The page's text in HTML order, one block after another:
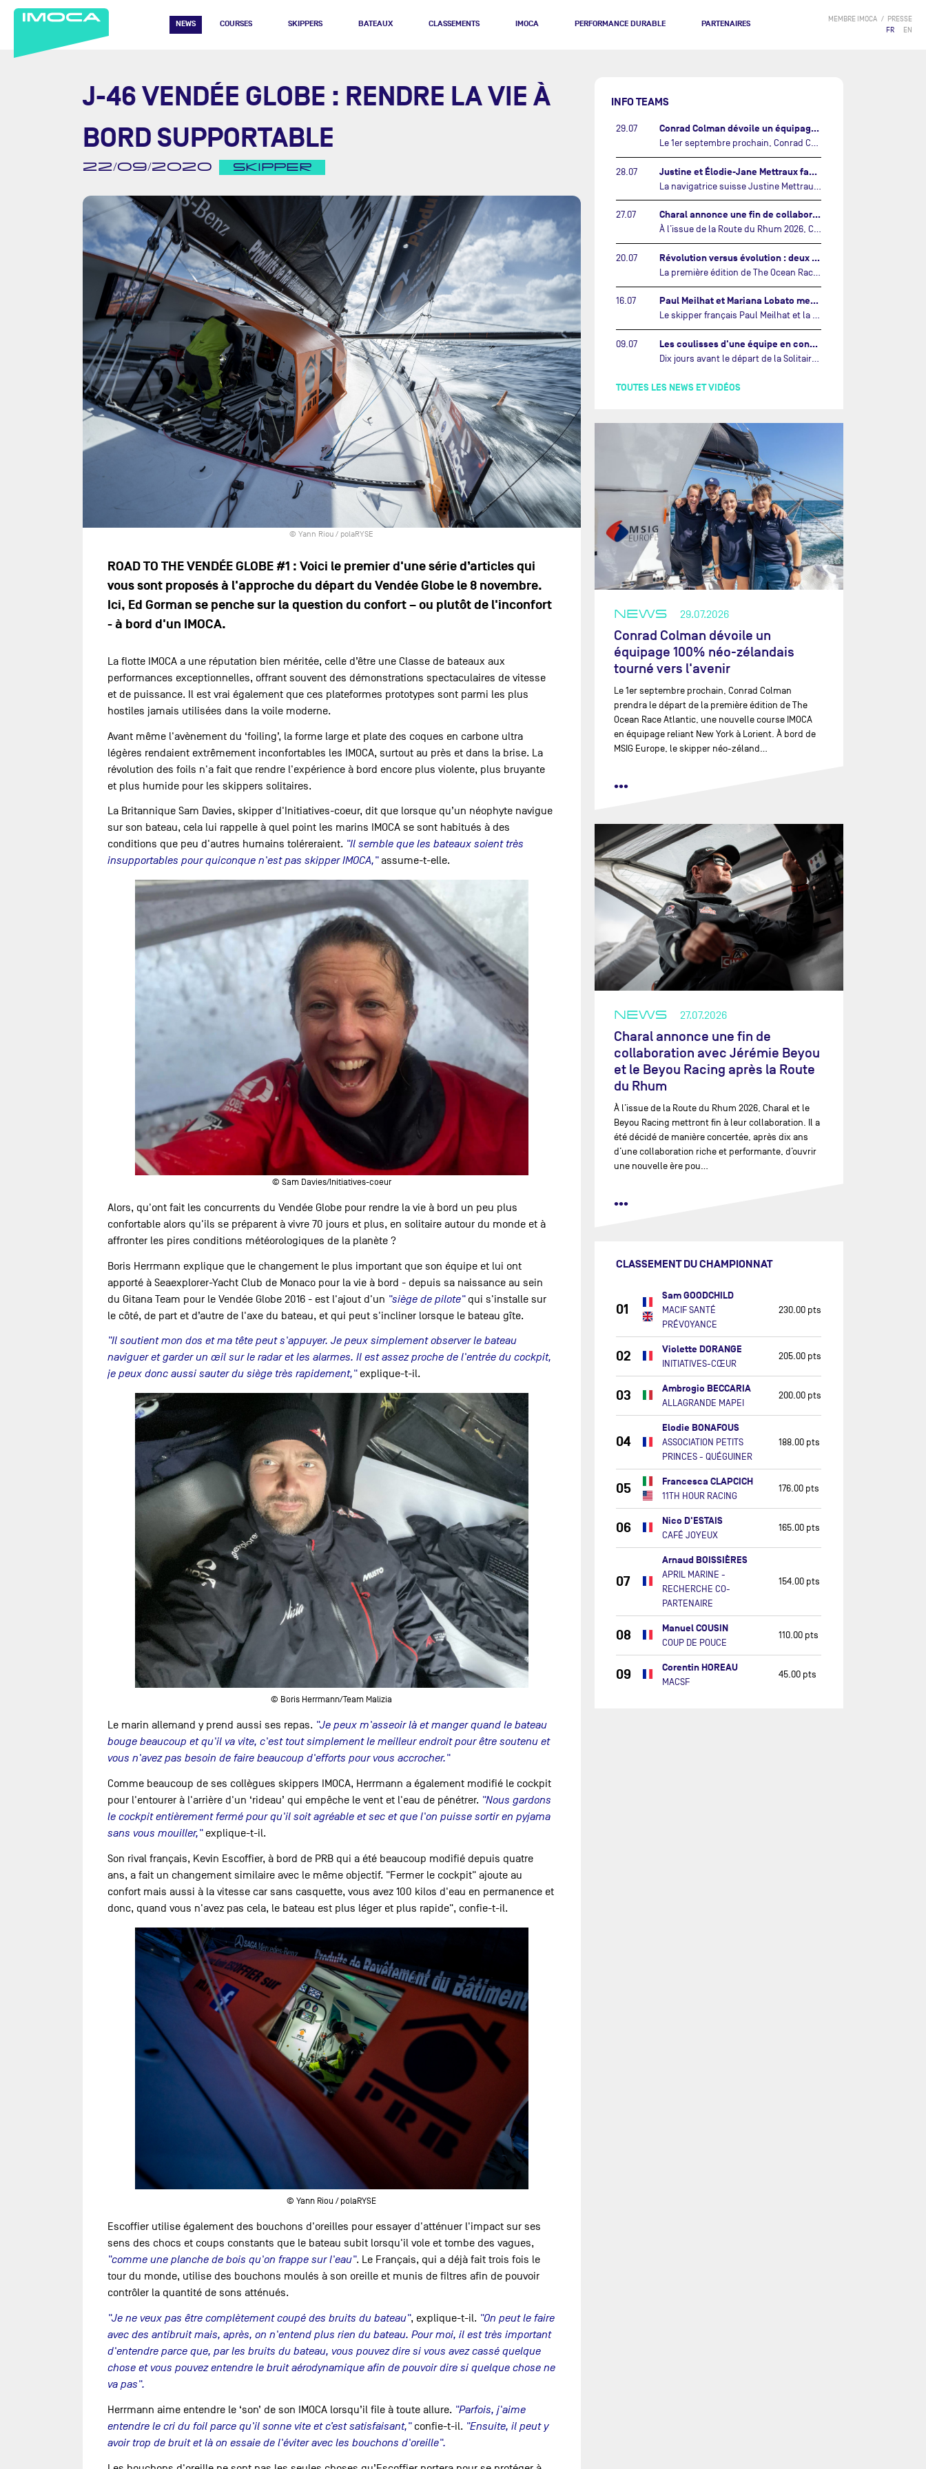
NEWS COURSES SKIPPERS BATEAUX CLASSEMENTS IMOCA PERFORMANCE DURABLE PARTENAIRES MEMBRE IMOCA
PRESSE
FR
EN
J-46 VENDÉE GLOBE : RENDRE LA VIE À
BORD SUPPORTABLE
22/09/2020 SKIPPER
© Yann Riou / polaRYSE
ROAD TO THE VENDÉE GLOBE #1 : Voici le premier d'une série d’articles qui
vous sont proposés à l'approche du départ du Vendée Globe le 8 novembre.
Ici, Ed Gorman se penche sur la question du confort – ou plutôt de l'inconfort
- à bord d'un IMOCA.
La flotte IMOCA a une réputation bien méritée, celle d’être une Classe de bateaux aux
performances exceptionnelles, offrant souvent des démonstrations spectaculaires de vitesse
et de puissance. Il est vrai également que ces plateformes prototypes sont parmi les plus
hostiles jamais utilisées dans la voile moderne.
Avant même l'avènement du ‘foiling’, la forme large et plate des coques en carbone ultra
légères rendaient extrêmement inconfortables les IMOCA, surtout au près et dans la brise. La
révolution des foils n'a fait que rendre l'expérience à bord encore plus violente, plus bruyante
et plus humide pour les skippers solitaires.
La Britannique Sam Davies, skipper d'Initiatives-coeur, dit que lorsque qu’un néophyte navigue
sur son bateau, cela lui rappelle à quel point les marins IMOCA se sont habitués à des
conditions que peu d'autres humains toléreraient. "Il semble que les bateaux soient très
insupportables pour quiconque n'est pas skipper IMOCA,"assume-t-elle.
© Sam Davies/Initiatives-coeur
Alors, qu'ont fait les concurrents du Vendée Globe pour rendre la vie à bord un peu plus
confortable alors qu'ils se préparent à vivre 70 jours et plus, en solitaire autour du monde et à
affronter les pires conditions météorologiques de la planète ?
Boris Herrmann explique que le changement le plus important que son équipe et lui ont
apporté à Seaexplorer-Yacht Club de Monaco pour la vie à bord - depuis sa naissance au sein
du Gitana Team pour le Vendée Globe 2016 - est l'ajout d'un "siège de pilote"qui s'installe sur
le côté, de part et d’autre de l'axe du bateau, et qui peut s'incliner lorsque le bateau gîte.
"Il soutient mon dos et ma tête peut s'appuyer. Je peux simplement observer le bateau
naviguer et garder un œil sur le radar et les alarmes. Il est assez proche de l'entrée du cockpit,
je peux donc aussi sauter du siège très rapidement,"explique-t-il.
© Boris Herrmann/Team Malizia
Le marin allemand y prend aussi ses repas. "Je peux m'asseoir là et manger quand le bateau
bouge beaucoup et qu'il va vite, c'est tout simplement le meilleur endroit pour être soutenu et
vous n'avez pas besoin de faire beaucoup d'efforts pour vous accrocher."
Comme beaucoup de ses collègues skippers IMOCA, Herrmann a également modifié le cockpit
pour l'entourer à l'arrière d'un ‘rideau’ qui empêche le vent et l'eau de pénétrer. "Nous gardons
le cockpit entièrement fermé pour qu'il soit agréable et sec et que l'on puisse sortir en pyjama
sans vous mouiller,"explique-t-il.
Son rival français, Kevin Escoffier, à bord de PRB qui a été beaucoup modifié depuis quatre
ans, a fait un changement similaire avec le même objectif. "Fermer le cockpit" ajoute au
confort mais aussi à la vitesse car sans casquette, vous avez 100 kilos d'eau en permanence et
donc, quand vous n'avez pas cela, le bateau est plus léger et plus rapide", confie-t-il.
© Yann Riou / polaRYSE
Escoffier utilise également des bouchons d'oreilles pour essayer d'atténuer l'impact sur ses
sens des chocs et coups constants que le bateau subit lorsqu'il vole et tombe des vagues,
"comme une planche de bois qu'on frappe sur l'eau". Le Français, qui a déjà fait trois fois le
tour du monde, utilise des bouchons moulés à son oreille et munis de filtres afin de pouvoir
contrôler la quantité de sons atténués.
"Je ne veux pas être complètement coupé des bruits du bateau", explique-t-il. "On peut le faire
avec des antibruit mais, après, on n'entend plus rien du bateau. Pour moi, il est très important
d'entendre parce que, par les bruits du bateau, vous pouvez dire si vous avez cassé quelque
chose et vous pouvez entendre le bruit aérodynamique afin de pouvoir dire si quelque chose ne
va pas".
Herrmann aime entendre le ‘son’ de son IMOCA lorsqu’il file à toute allure. "Parfois, j'aime
entendre le cri du foil parce qu'il sonne vite et c’est satisfaisant,"confie-t-il. "Ensuite, il peut y
avoir trop de bruit et là on essaie de l'éviter avec les bouchons d'oreille".
INFO TEAMS
29.07 Conrad Colman dévoile un équipage 100% néo-zélandais tourné vers l'avenir…
Le 1er septembre prochain, Conrad Colman prendra le départ de la première édition de The Ocean Race Atlantic, une nouvelle course IMOCA en équipage reliant New York à Lorient. À bord de MSIG Europe, le skipper néo-zélandais sera entouré de trois jeunes talents issus de la voile néo-zélandaise : Megan Thomson, Anna Merchant et Aaron Hume-Merry.…
28.07 Justine et Élodie-Jane Mettraux face à face sur la transatlantique The Ocean Race Atlantic…
27.07 Charal annonce une fin de collaboration avec Jérémie Beyou et le Beyou Racing après la Route du Rhum…
À l’issue de la Route du Rhum 2026, Charal et le Beyou Racing mettront fin à leur collaboration. Il a été décidé de manière concertée, après dix ans d’une collaboration riche et performante, d’ouvrir une nouvelle ère pour le projet du Charal Sailing Team.…
20.07 Révolution versus évolution : deux nouveaux IMOCA très différents se préparent pour The Ocean Race Atlantic…
16.07 Paul Meilhat et Mariana Lobato mettent à l’eau leur bateau et lancent leur nouvelle campagne « United by the Ocean »…
Le skipper français Paul Meilhat et la co-skipper portugaise Mariana Lobato mettent à l’eau aujourd’hui à Lorient leur IMOCA à bord duquel ils participeront à The Ocean Race Atlantic (septembre 2026) puis à The Ocean Race, le tour du monde en équipage (janvier 2027).…
09.07 Les coulisses d'une équipe en construction vers le Vendée Globe…
TOUTES LES NEWS ET VIDÉOS
NEWS 29.07.2026
Conrad Colman dévoile un
équipage 100% néo-zélandais
tourné vers l'avenir
Le 1er septembre prochain, Conrad Colman
prendra le départ de la première édition de The
Ocean Race Atlantic, une nouvelle course IMOCA
en équipage reliant New York à Lorient. À bord de
MSIG Europe, le skipper néo-zéland…
•••
NEWS 27.07.2026
Charal annonce une fin de
collaboration avec Jérémie Beyou
et le Beyou Racing après la Route
du Rhum
À l’issue de la Route du Rhum 2026, Charal et le
Beyou Racing mettront fin à leur collaboration. Il a
été décidé de manière concertée, après dix ans
d’une collaboration riche et performante, d’ouvrir
une nouvelle ère pou…
•••
CLASSEMENT DU CHAMPIONNAT
01
Sam GOODCHILD
MACIF SANTÉ
PRÉVOYANCE
230.00 pts
02 Violette DORANGE
INITIATIVES-CŒUR
205.00 pts
03 Ambrogio BECCARIA
ALLAGRANDE MAPEI
200.00 pts
04
Elodie BONAFOUS
ASSOCIATION PETITS
PRINCES - QUÉGUINER
188.00 pts
05 Francesca CLAPCICH
11TH HOUR RACING
176.00 pts
06 Nico D'ESTAIS
CAFÉ JOYEUX
165.00 pts
07
Arnaud BOISSIÈRES
APRIL MARINE -
RECHERCHE CO-
PARTENAIRE
154.00 pts
08 Manuel COUSIN
COUP DE POUCE
110.00 pts
09 Corentin HOREAU
MACSF
45.00 pts